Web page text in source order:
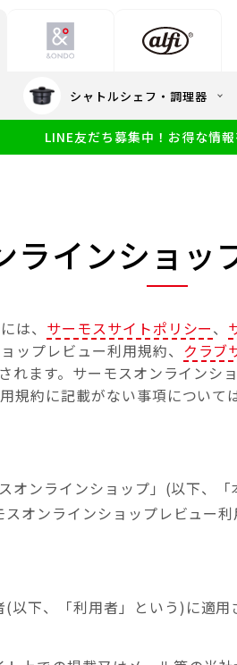
食洗機対応 幼児・園児
シャトルシェフ・調理器
LINE友だち募集中！お得な情報
ラインショッ
は、 サーモスサイトポリシー、
ップレビュー利用規約、 クラブ
ます。サーモスオンライン
規約に記載がない事項については
ンラインショップ」(以下、
オンラインショップレビュー
下、「利用者」という)に適